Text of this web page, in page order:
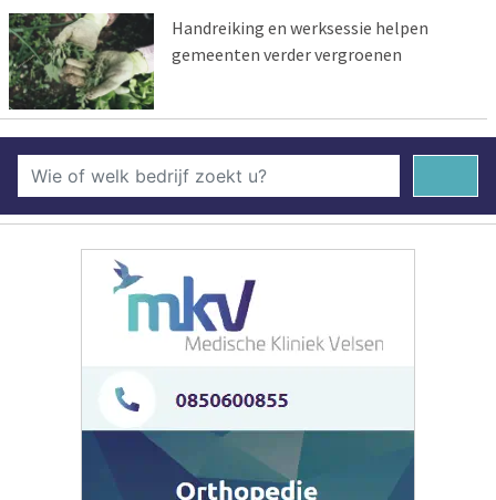
Handreiking en werksessie helpen
gemeenten verder vergroenen